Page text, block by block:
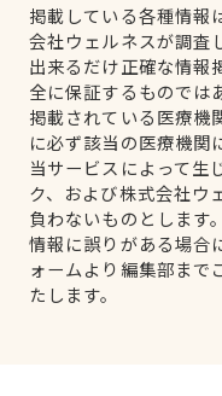
掲載している各種情報
会社ウェルネスが調査
出来るだけ正確な情報
全に保証するものでは
掲載されている医療機
に必ず該当の医療機関
当サービスによって生
ク、および株式会社ウ
負わないものとします。
情報に誤りがある場合
ォームより編集部まで
たします。